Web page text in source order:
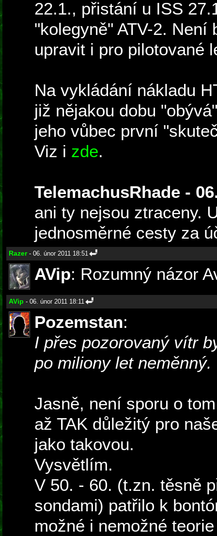
22.1., přistání u ISS
"kolegyně" ATV-2.
upravit i pro pilotované
Na vykládání nákladu
již nějakou dobu
jeho vůbec první
Viz i zde.
TelemachusRhade -
ani ty nejsou ztraceny.
jednosměrné cesty za
Razer- 06. únor 2011 18:51
AVip: Rozumný názor
AVip - 06. únor 2011 18:11
Pozemstan:
I přes pozorovaný vítr
po miliony let neměnný.
Jasně, není sporu o
až TAK důležitý pro
jako takovou.
Vysvětlím.
V 50. - 60. (t.zn. těsně
sondami) patřilo k
možné i nemožné